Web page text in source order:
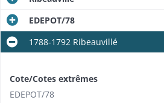
EDEPOT/78
1788-1792 Ribeauvillé
Cote/Cotes extrêmes
EDEPOT/78